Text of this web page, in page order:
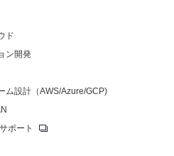
ド
ン開発
ム設計（AWS/Azure/GCP)
ポート